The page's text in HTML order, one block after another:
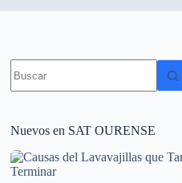
resultados
Nuevos en SAT OURENSE